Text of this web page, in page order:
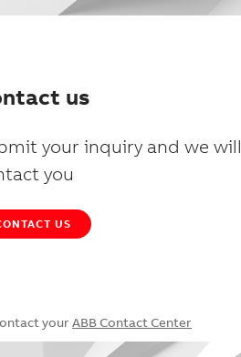
us
your inquiry and we will
you
US
your ABB Contact Center